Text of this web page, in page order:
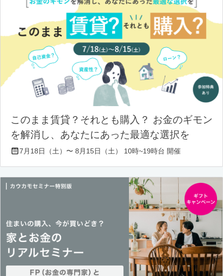
このまま賃貸？それとも購入？ お金のギモン
を解消し、あなたにあった最適な選択を
7月18日（土）〜 8月15日（土） 10時~19時台 開催